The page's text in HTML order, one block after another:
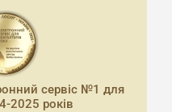
сервіс №1 для
2025 років